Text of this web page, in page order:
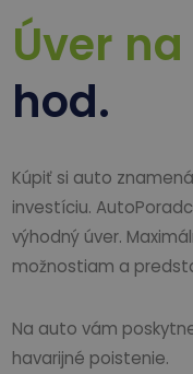
Úver
hod.
Kúpiť si auto
investíciu.
výhodný úver.
možnostiam a
Na auto vám
havarijné poistenie.